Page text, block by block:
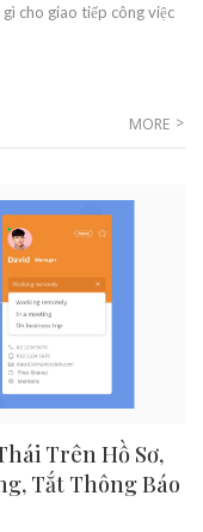
cho giao tiếp công việc
MORE
Trên Hồ Sơ,
Tắt Thông Báo